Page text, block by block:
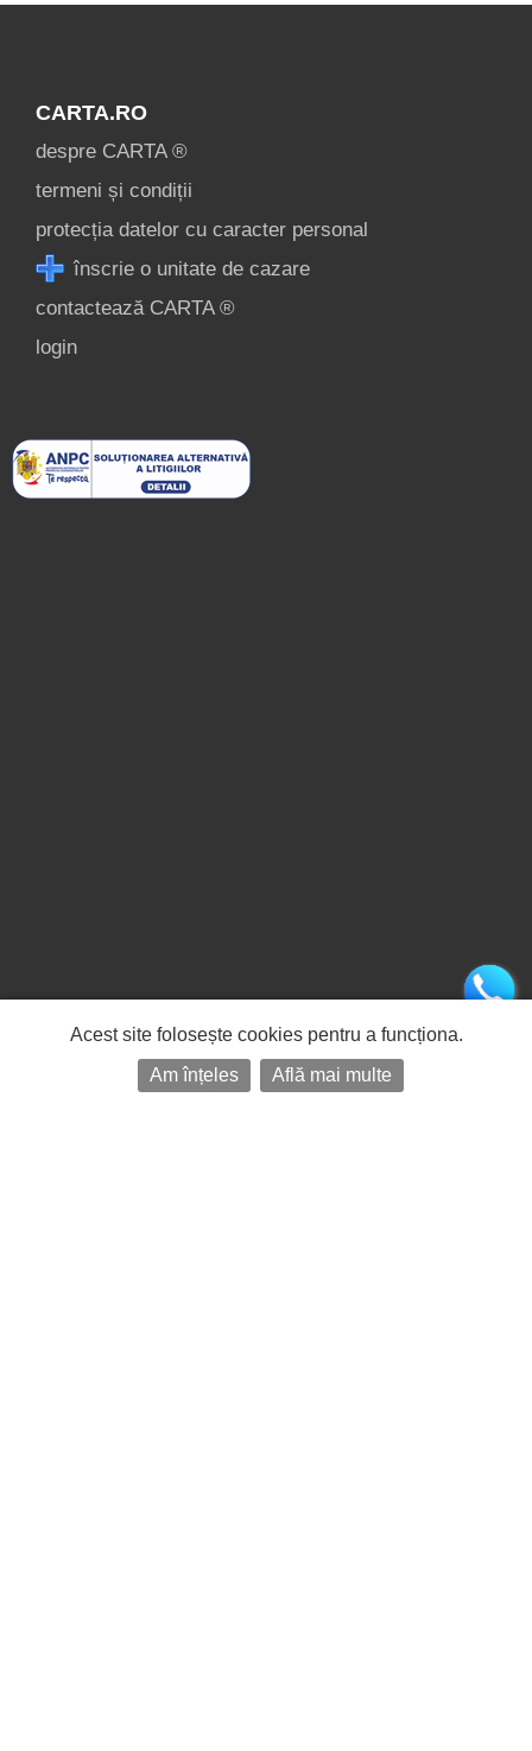
CARTA.RO
despre CARTA ®
termeni și condiții
protecția datelor cu caracter personal
înscrie o unitate de cazare
contactează CARTA ®
login
Acest site folosește cookies pentru a funcționa.
Am înțeles
Află mai multe